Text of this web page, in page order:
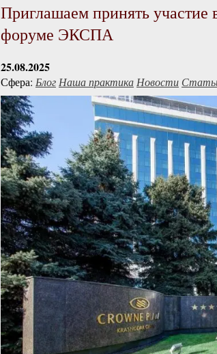
Приглашаем принять
форуме ЭКСПА
25.08.2025
Сфера: Блог Наша практика Новости